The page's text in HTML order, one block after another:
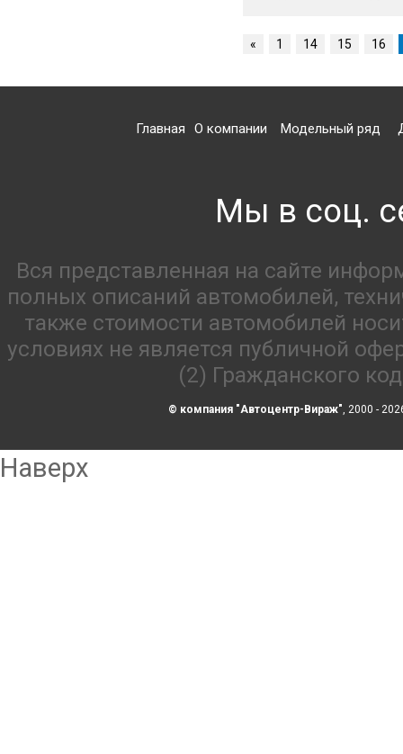
« 1 14 15 16
Главная О компании Модельный ряд
Мы в соц.
Вся представленная на сайте
полных описаний автомобилей,
также стоимости автомобилей
условиях не является публичной
(2) Гражданского
© компания "Автоцентр-Вираж", 2000 -
Наверх